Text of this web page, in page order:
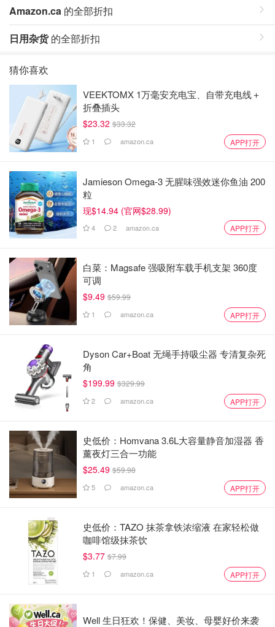
Amazon.ca 的全部折扣
日用杂货的全部折扣
猜你喜欢
VEEKTOMX 1万毫安充电宝、自带充电线＋
折叠插头
$23.32 $33.32
1 amazon.ca APP打开
Jamieson Omega-3 无腥味强效迷你鱼油 200
粒
现$14.94 (官网$28.99)
4 2 amazon.ca APP打开
白菜：Magsafe 强吸附车载手机支架 360度
可调
$9.49 $59.99
1 amazon.ca APP打开
Dyson Car+Boat 无绳手持吸尘器 专清复杂死
角
$199.99 $329.99
2 amazon.ca APP打开
史低价：Homvana 3.6L大容量静音加湿器 香
薰夜灯三合一功能
$25.49 $59.98
5 amazon.ca APP打开
史低价：TAZO 抹茶拿铁浓缩液 在家轻松做
咖啡馆级抹茶饮
$3.77 $7.99
1 amazon.ca APP打开
Well 生日狂欢！保健、美妆、母婴好价来袭